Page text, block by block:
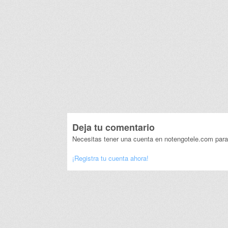
Deja tu comentario
Necesitas tener una cuenta en notengotele.com
¡Registra tu cuenta ahora!